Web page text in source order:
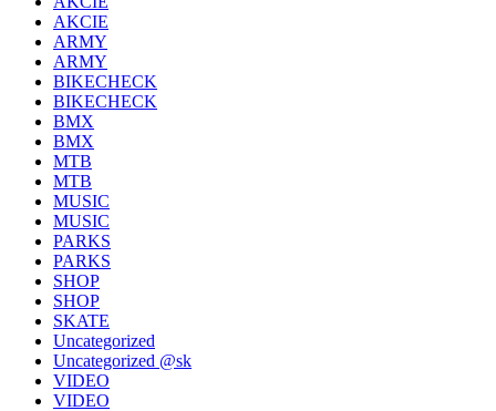
AKCIE
ARMY
ARMY
BIKECHECK
BIKECHECK
BMX
BMX
MTB
MTB
MUSIC
MUSIC
PARKS
PARKS
SHOP
SHOP
SKATE
Uncategorized
Uncategorized @sk
VIDEO
VIDEO